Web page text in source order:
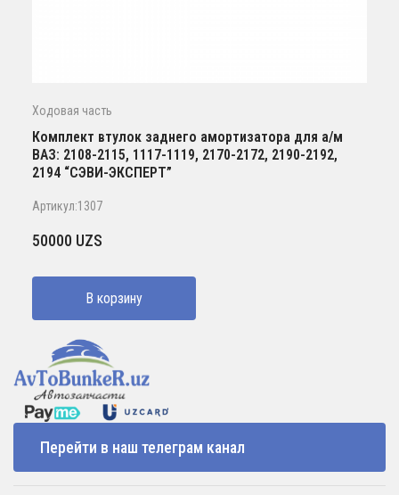
Ходовая часть
Комплект втулок заднего амортизатора для а/м
ВАЗ: 2108-2115, 1117-1119, 2170-2172, 2190-2192,
2194 “СЭВИ-ЭКСПЕРТ”
Артикул:1307
50000 UZS
В корзину
Перейти в наш телеграм канал